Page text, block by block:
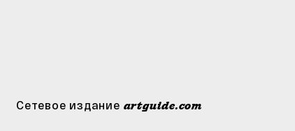
Сетевое издание artguide.com